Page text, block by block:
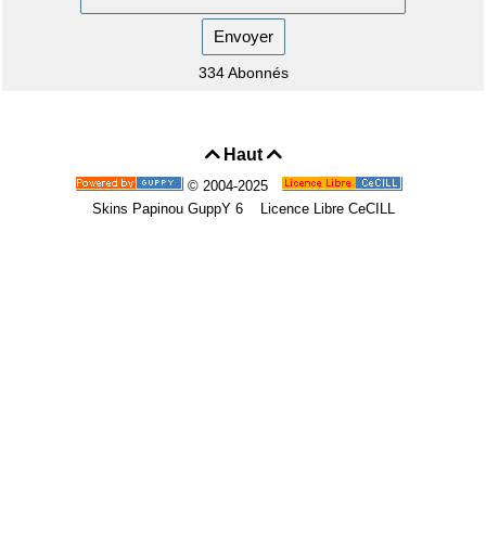
Envoyer
334 Abonnés
Haut 
© 2004-2025
Skins Papinou GuppY 6
Licence Libre CeCILL